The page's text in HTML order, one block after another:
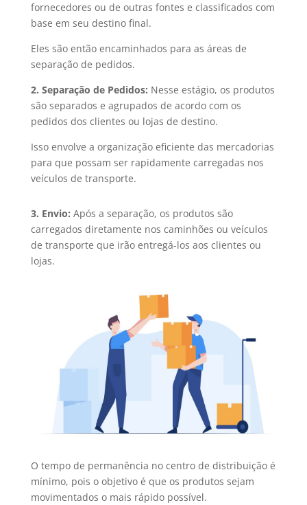
fornecedores ou de outras fontes e classificados com
base em seu destino final.
Eles são então encaminhados para as áreas de
separação de pedidos.
2. Separação de Pedidos: Nesse estágio, os produtos
são separados e agrupados de acordo com os
pedidos dos clientes ou lojas de destino.
Isso envolve a organização eficiente das mercadorias
para que possam ser rapidamente carregadas nos
veículos de transporte.
3. Envio: Após a separação, os produtos são
carregados diretamente nos caminhões ou veículos
de transporte que irão entregá-los aos clientes ou
lojas.
O tempo de permanência no centro de distribuição é
mínimo, pois o objetivo é que os produtos sejam
movimentados o mais rápido possível.